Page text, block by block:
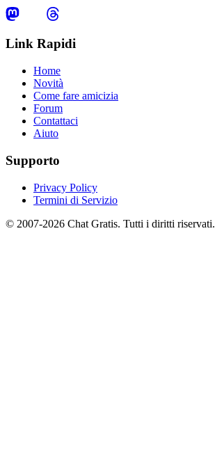
Link Rapidi
Home
Novità
Come fare amicizia
Forum
Contattaci
Aiuto
Supporto
Privacy Policy
Termini di Servizio
© 2007-2026 Chat Gratis. Tutti i diritti riservati.